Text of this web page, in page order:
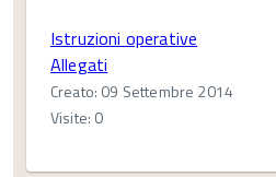
Istruzioni operative
Allegati
Creato: 09 Settembre 2014
Visite: 0